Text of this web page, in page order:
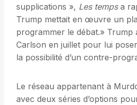
supplications », Les tempsa
Trump mettait en œuvre un
programmer le débat.» Trump
Carlson en juillet pour lui
la possibilité d’un contre-
Le réseau appartenant à
avec deux séries d’options